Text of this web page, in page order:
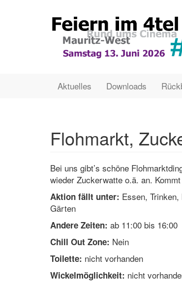
Main
Aktuelles Downloads
User
Flohmarkt,
Bei uns gibt’s schöne
wieder Zuckerwatte o.ä. an.
Aktion fällt unter: Essen,
Gärten
Andere Zeiten: ab 11:00 bis 16:00
Chill Out Zone: Nein
Toilette: nicht vorhanden
Wickelmöglichkeit: nicht